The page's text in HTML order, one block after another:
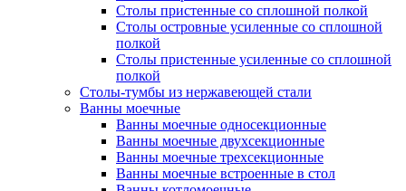
Столы пристенные со сплошной полкой
Столы островные усиленные со сплошной
полкой
Столы пристенные усиленные со сплошной
полкой
Столы-тумбы из нержавеющей стали
Ванны моечные
Ванны моечные односекционные
Ванны моечные двухсекционные
Ванны моечные трехсекционные
Ванны моечные встроенные в стол